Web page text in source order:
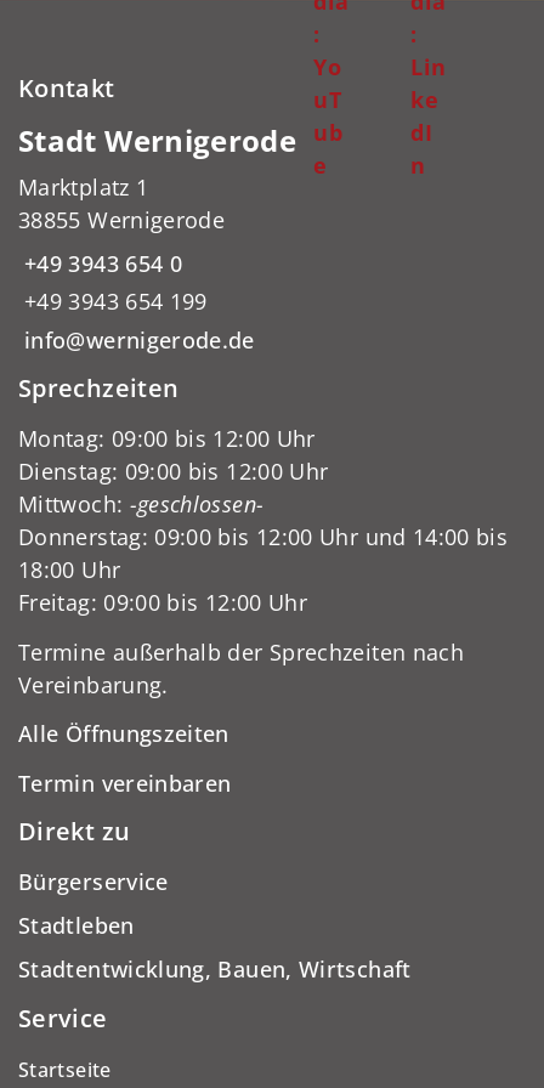
:
Yo
uT
ub
e
:
Lin
ke
dI
n
Kontakt
Stadt Wernigerode
Marktplatz 1
38855 Wernigerode
+49 3943 654 0
+49 3943 654 199
info@wernigerode.de
Sprechzeiten
Montag: 09:00 bis 12:00 Uhr
Dienstag: 09:00 bis 12:00 Uhr
Mittwoch: -geschlossen-
Donnerstag: 09:00 bis 12:00 Uhr und 14:00 bis
18:00 Uhr
Freitag: 09:00 bis 12:00 Uhr
Termine außerhalb der Sprechzeiten nach
Vereinbarung.
Alle Öffnungszeiten
Termin vereinbaren
Direkt zu
Bürgerservice
Stadtleben
Stadtentwicklung, Bauen, Wirtschaft
Service
Startseite